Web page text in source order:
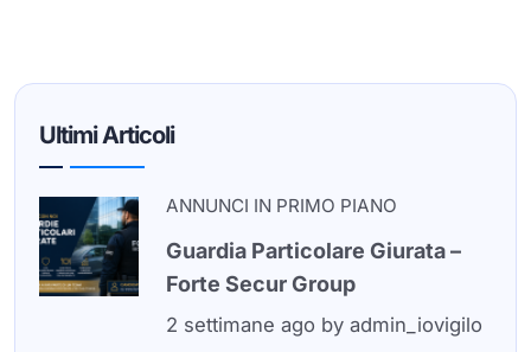
Ultimi Articoli
ANNUNCI IN PRIMO PIANO
Guardia Particolare Giurata –
Forte Secur Group
2 settimane ago by admin_iovigilo